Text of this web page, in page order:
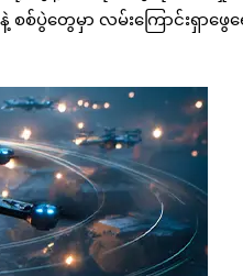
စ်ပွဲတွေမှာ လမ်းကြောင်းရှာဖွေ